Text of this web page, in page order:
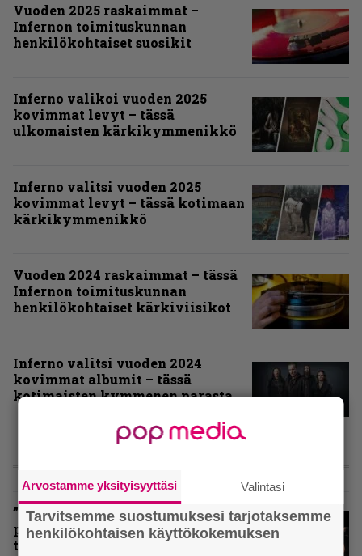
Vuoden 2025 raskaimmat –
Infernon toimituskunnan
henkilökohtaiset suosikit
Inferno valikoi vuoden 2025
kovimmat levyt – tässä
ulkomaisten kärkikymmenikkö
Inferno valitsi vuoden 2025
kovimmat levyt – tässä kotimaan
kärkikymmenikkö
Vuoden 2024 raskaimmat – tässä
Infernon toimituskunnan
henkilökohtaiset kärkiviisikot
Inferno valitsi vuoden 2024
kovimmat albumit – tässä
kotimaisten kymmenen parasta
”Metallica ei ole koskaan
pelännyt kehittyä ja muuttua” –
tarkistelussa 30 vuotta täyttävä
Arvostamme yksityisyyttäsi Valintasi
Tarvitsemme suostumuksesi tarjotaksemme
henkilökohtaisen käyttökokemuksen